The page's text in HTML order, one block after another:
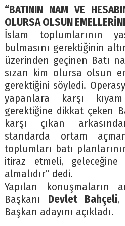
“BATININ NAM VE
OLURSA OLSUN
İslam toplumlarının
bulmasını gerektiğinin
üzerinden geçinen Batı
sızan kim olursa olsun
gerektiğini söyledi.
yapanlara karşı
gerektiğine dikkat çeken
karşı çıkan
standarda ortam
toplumları batı
itiraz etmeli,
almalıdır” dedi.
Yapılan konuşmaların
Başkanı Devlet Bahçeli,
Başkan adayını açıkladı.